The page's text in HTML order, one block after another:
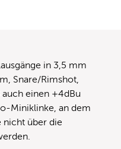
in 3,5 mm
Snare/Rimshot,
auch einen +4dBu
Miniklinke, an dem
nicht über die